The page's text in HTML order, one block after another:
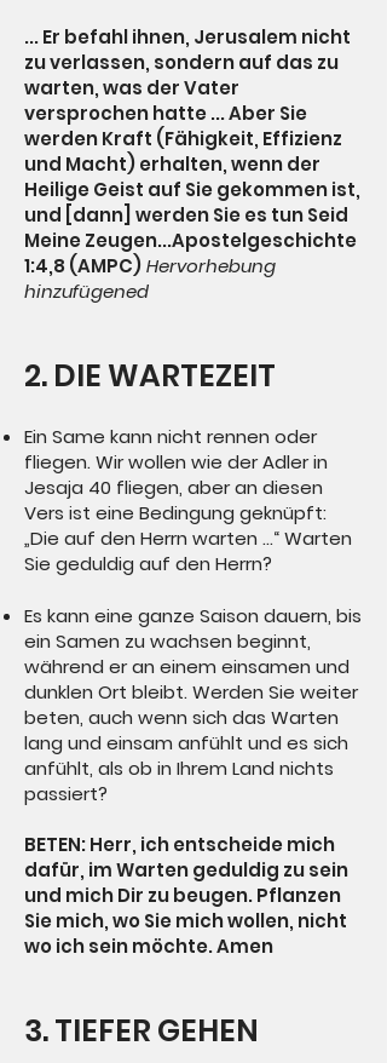
... Er befahl ihnen, Jerusalem nicht
zu verlassen, sondern auf das zu
warten, was der Vater
versprochen hatte ... Aber Sie
werden Kraft (Fähigkeit, Effizienz
und Macht) erhalten, wenn der
Heilige Geist auf Sie gekommen ist,
und [dann] werden Sie es tun Seid
Meine Zeugen...Apostelgeschichte
1:4,8 (AMPC)Hervorhebung
hinzufügened
2. DIE WARTEZEIT
Ein Same kann nicht rennen oder
fliegen. Wir wollen wie der Adler in
Jesaja 40 fliegen, aber an diesen
Vers ist eine Bedingung geknüpft:
„Die auf den Herrn warten ...“ Warten
Sie geduldig auf den Herrn?
Es kann eine ganze Saison dauern, bis
ein Samen zu wachsen beginnt,
während er an einem einsamen und
dunklen Ort bleibt. Werden Sie weiter
beten, auch wenn sich das Warten
lang und einsam anfühlt und es sich
anfühlt, als ob in Ihrem Land nichts
passiert?
BETEN: Herr, ich entscheide mich
dafür, im Warten geduldig zu sein
und mich Dir zu beugen. Pflanzen
Sie mich, wo Sie mich wollen, nicht
wo ich sein möchte. Amen
3. TIEFER GEHEN